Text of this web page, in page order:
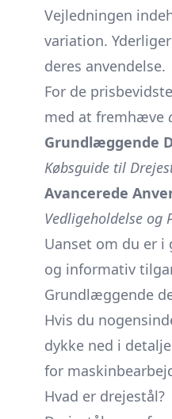
Vejledningen
variation.
deres anvendelse.
For de
med at fremhæve
Grundlæggende
Købsguide til
Avancerede
Vedligeholdelse og
Uanset om du er
og informativ
Grundlæggende
Hvis du
dykke ned i
for
Hvad er drejestål?